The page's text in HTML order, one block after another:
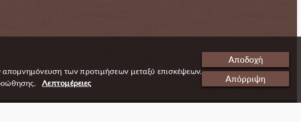
απομνημόνευση των προτιμήσεων μεταξύ επισκέψεων.
Λεπτομέρειες
Αποδοχή
Απόρριψη